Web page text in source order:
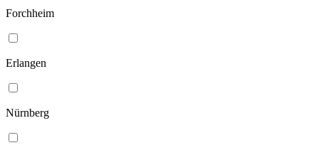
Forchheim
Erlangen
Nürnberg